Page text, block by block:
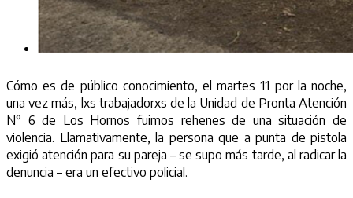
Cómo es de público conocimiento, el martes 11 por la noche,
una vez más, lxs trabajadorxs de la Unidad de Pronta Atención
N° 6 de Los Hornos fuimos rehenes de una situación de
violencia. Llamativamente, la persona que a punta de pistola
exigió atención para su pareja – se supo más tarde, al radicar la
denuncia – era un efectivo policial.